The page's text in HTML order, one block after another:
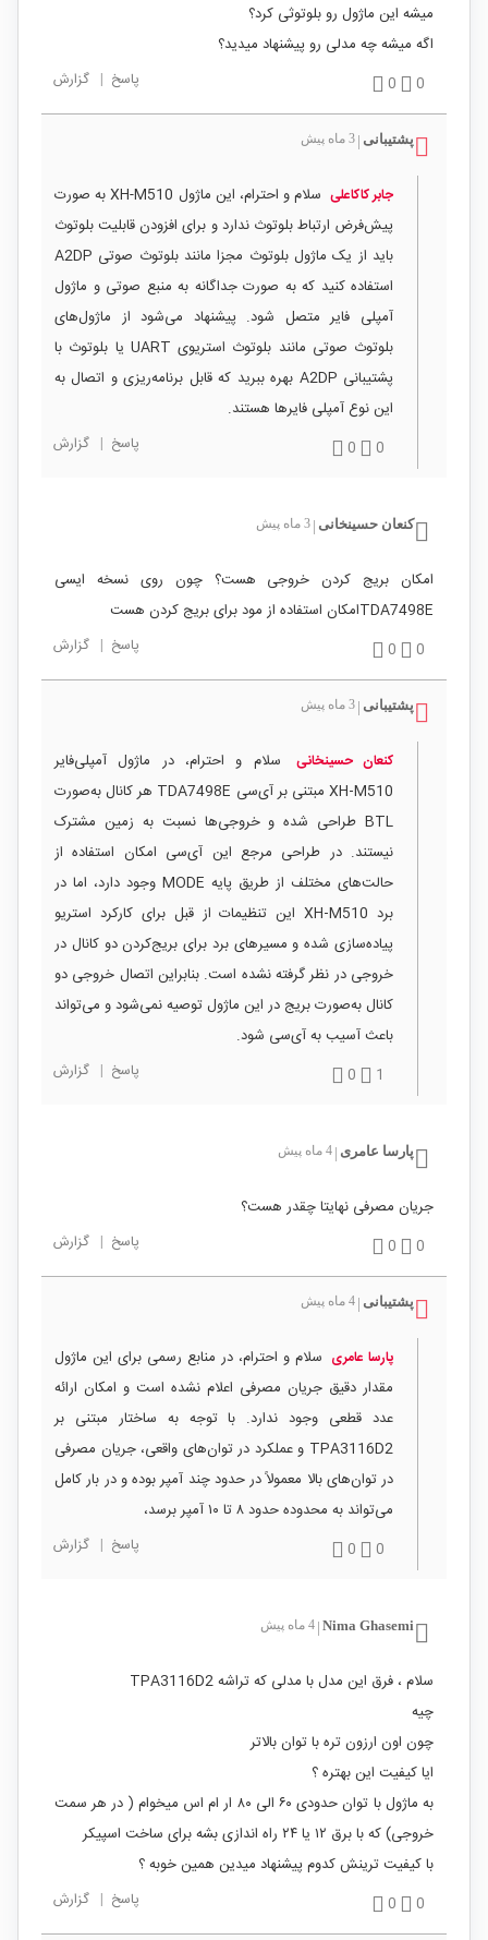
میشه این ماژول رو بلوتوثی کرد؟
اگه میشه چه مدلی رو پیشنهاد میدید؟
0
0 پاسخ | گزارش
پشتیبانی 3 ماه پیش
جابر کاکاعلی
سلام و احترام، این ماژول XH-M510 به صورت
پیش‌فرض ارتباط بلوتوث ندارد و برای افزودن قابلیت بلوتوث
باید از یک ماژول بلوتوث مجزا مانند بلوتوث صوتی A2DP
استفاده کنید که به صورت جداگانه به منبع صوتی و ماژول
آمپلی فایر متصل شود. پیشنهاد می‌شود از ماژول‌های
بلوتوث صوتی مانند بلوتوث استریوی UART یا بلوتوث با
پشتیبانی A2DP بهره ببرید که قابل برنامه‌ریزی و اتصال به
این نوع آمپلی فایرها هستند.
0
0 پاسخ | گزارش
کنعان حسینخانی 3 ماه پیش
امکان بریج کردن خروجی هست؟ چون روی نسخه ایسی
TDA7498Eامکان استفاده از مود برای بریج کردن هست
0
0 پاسخ | گزارش
پشتیبانی 3 ماه پیش
کنعان حسینخانی
سلام و احترام، در ماژول آمپلی‌فایر
XH‑M510 مبتنی بر آی‌سی TDA7498E هر کانال به‌صورت
BTL طراحی شده و خروجی‌ها نسبت به زمین مشترک
نیستند. در طراحی مرجع این آی‌سی امکان استفاده از
حالت‌های مختلف از طریق پایه MODE وجود دارد، اما در
برد XH‑M510 این تنظیمات از قبل برای کارکرد استریو
پیاده‌سازی شده و مسیرهای برد برای بریج‌کردن دو کانال در
خروجی در نظر گرفته نشده است. بنابراین اتصال خروجی دو
کانال به‌صورت بریج در این ماژول توصیه نمی‌شود و می‌تواند
باعث آسیب به آی‌سی شود.
1
0 پاسخ | گزارش
پارسا عامری 4 ماه پیش
جریان مصرفی نهایتا چقدر هست؟
0
0 پاسخ | گزارش
پشتیبانی 4 ماه پیش
پارسا عامری سلام و احترام، در منابع رسمی برای این ماژول
مقدار دقیق جریان مصرفی اعلام نشده است و امکان ارائه
عدد قطعی وجود ندارد. با توجه به ساختار مبتنی بر
TPA3116D2 و عملکرد در توان‌های واقعی، جریان مصرفی
در توان‌های بالا معمولاً در حدود چند آمپر بوده و در بار کامل
می‌تواند به محدوده حدود ۸ تا ۱۰ آمپر برسد،
0
0 پاسخ | گزارش
Nima Ghasemi 4 ماه پیش
سلام ، فرق این مدل با مدلی که تراشه TPA3116D2
چیه
چون اون ارزون تره با توان بالاتر
ایا کیفیت این بهتره ؟
به ماژول با توان حدودی ۶۰ الی ۸۰ ار ام اس میخوام ( در هر سمت
خروجی) که با برق ۱۲ یا ۲۴ راه اندازی بشه برای ساخت اسپیکر
با کیفیت ترینش کدوم پیشنهاد میدین همین خوبه ؟
0
0 پاسخ | گزارش